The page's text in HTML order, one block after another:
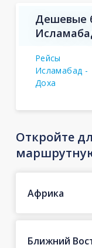
Дешевые
Рейсы
Исламабад -
Доха
Откройте
Африка
Ближний